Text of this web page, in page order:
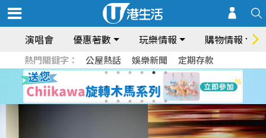
演唱會 優惠著數 玩樂情報 購物情報
熱門關鍵字： 公屋熱話 娛樂新聞 定期存款